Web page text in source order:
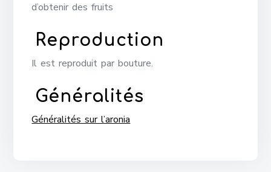
d’obtenir des fruits
Reproduction
Il est reproduit par bouture.
Généralités
Généralités sur l’aronia